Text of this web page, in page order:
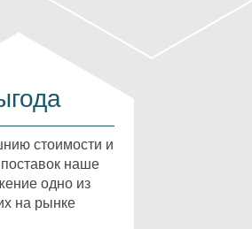
стоимости и
наше
одно из
на рынке